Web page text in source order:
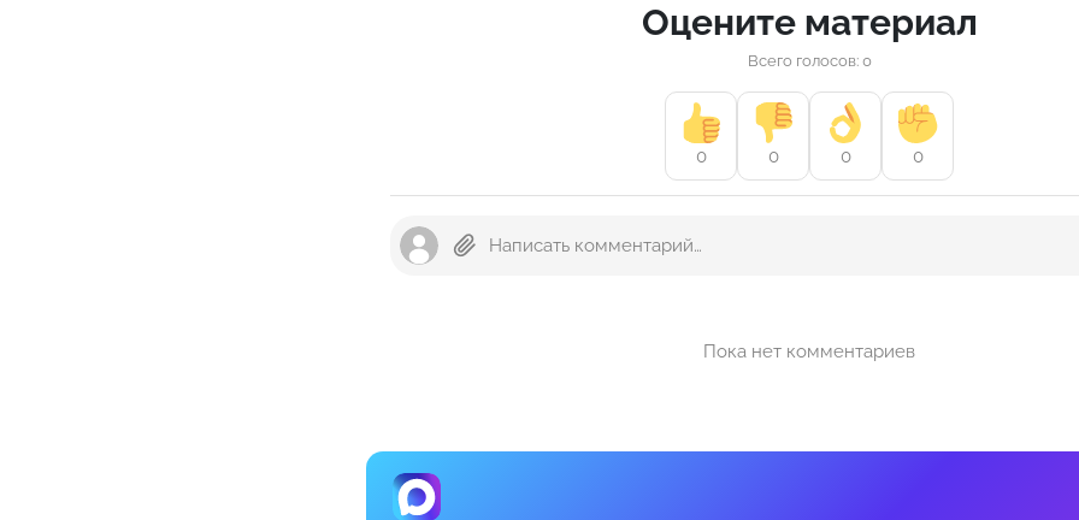
Оцените материал
Всего голосов: 0
0 0 0 0
Пока нет комментариев